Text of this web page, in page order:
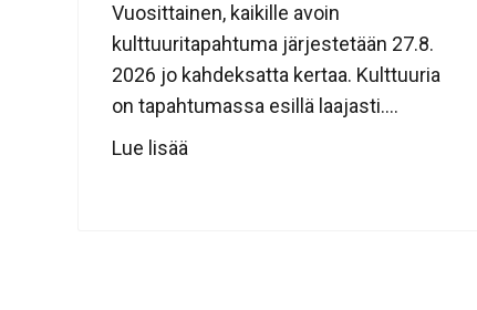
Vuosittainen, kaikille avoin
kulttuuritapahtuma järjestetään 27.8.
2026 jo kahdeksatta kertaa. Kulttuuria
on tapahtumassa esillä laajasti....
Lue lisää